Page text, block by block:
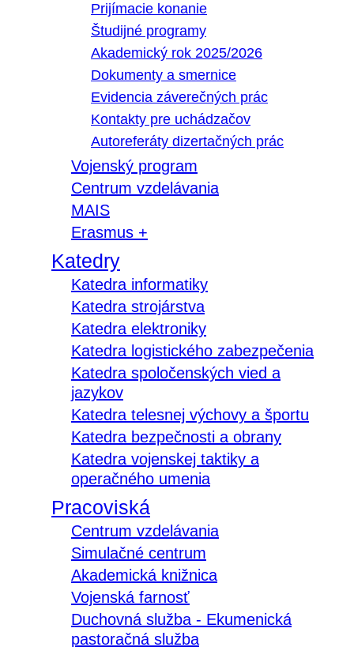
Prijímacie konanie
Študijné programy
Akademický rok 2025/2026
Dokumenty a smernice
Evidencia záverečných prác
Kontakty pre uchádzačov
Autoreferáty dizertačných prác
Vojenský program
Centrum vzdelávania
MAIS
Erasmus +
Katedry
Katedra informatiky
Katedra strojárstva
Katedra elektroniky
Katedra logistického zabezpečenia
Katedra spoločenských vied a
jazykov
Katedra telesnej výchovy a športu
Katedra bezpečnosti a obrany
Katedra vojenskej taktiky a
operačného umenia
Pracoviská
Centrum vzdelávania
Simulačné centrum
Akademická knižnica
Vojenská farnosť
Duchovná služba - Ekumenická
pastoračná služba